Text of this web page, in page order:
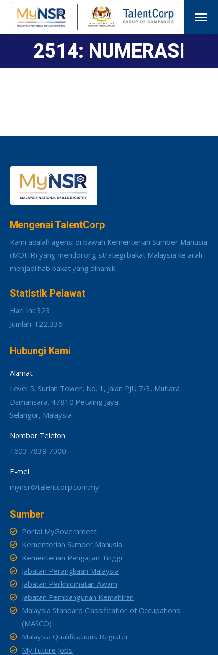
2514: NUMERASI
Mengenai TalentCorp
Kami adalah agensi di bawah Kementerian Sumber Manusia
(MOHR) yang mendorong strategi bakat Malaysia ke arah
menjadi hab bakat yang dinamik.
Statistik Pelawat
Hari Ini: 323
Jumlah: 122,336
Hubungi Kami
Alamat
Level 5, Surian Tower, No. 1, Jalan PJU 7/3, Mutiara
Damansara, 47810 Petaling Jaya,
Selangor, Malaysia
Nombor Telefon
+603 7839 7000
E-mel
mynsr@talentcorp.com.my
Sumber
Portal MyGovernment
Kementerian Sumber Manusia
Kementerian Pengajian Tinggi
Jabatan Perangkaan Malaysia
Jabatan Perkhidmatan Awam
Jabatan Pembangunan Kemahiran
Malaysia Standard Classification of Occupations
(MASCO)
Malaysia Qualifications Register
My Future Jobs